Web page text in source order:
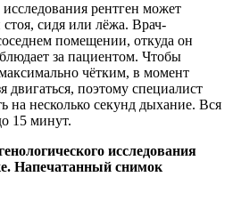
рентген может
сидя или лёжа. Врач-
помещении, откуда он
за пациентом. Чтобы
чётким, в момент
двигаться, поэтому специалист
на несколько секунд дыхание. Вся
15 минут.
исследования
Напечатанный снимок